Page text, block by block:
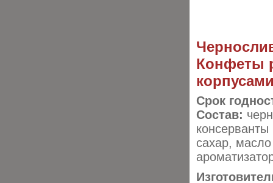
Конфеты
Срок
Состав:
сахар,